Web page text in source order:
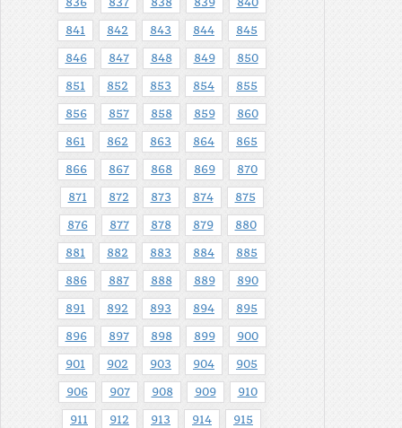
836 837 838 839 840
841 842 843 844 845
846 847 848 849 850
851 852 853 854 855
856 857 858 859 860
861 862 863 864 865
866 867 868 869 870
871 872 873 874 875
876 877 878 879 880
881 882 883 884 885
886 887 888 889 890
891 892 893 894 895
896 897 898 899 900
901 902 903 904 905
906 907 908 909 910
911 912 913 914 915